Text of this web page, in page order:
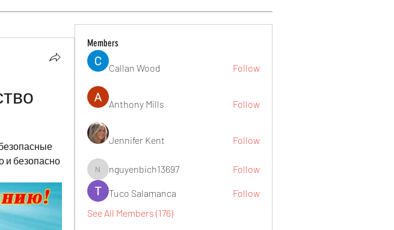
и безопасно
Members
Callan Wood Follow
Anthony Mills Follow
Jennifer Kent Follow
nguyenbich13697
nguyenbich13697 Follow
Tuco Salamanca
Follow
See All Members (176)